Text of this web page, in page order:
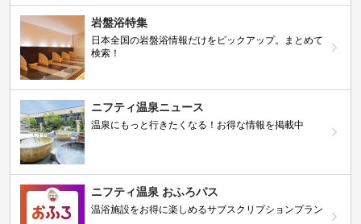
岩盤浴特集
日本全国の岩盤浴情報だけをピックアップ。まとめて
検索！
ニフティ温泉ニュース
温泉にもっと行きたくなる！お得な情報を掲載中
ニフティ温泉 おふろパス
温浴施設をお得に楽しめるサブスクリプションプラン